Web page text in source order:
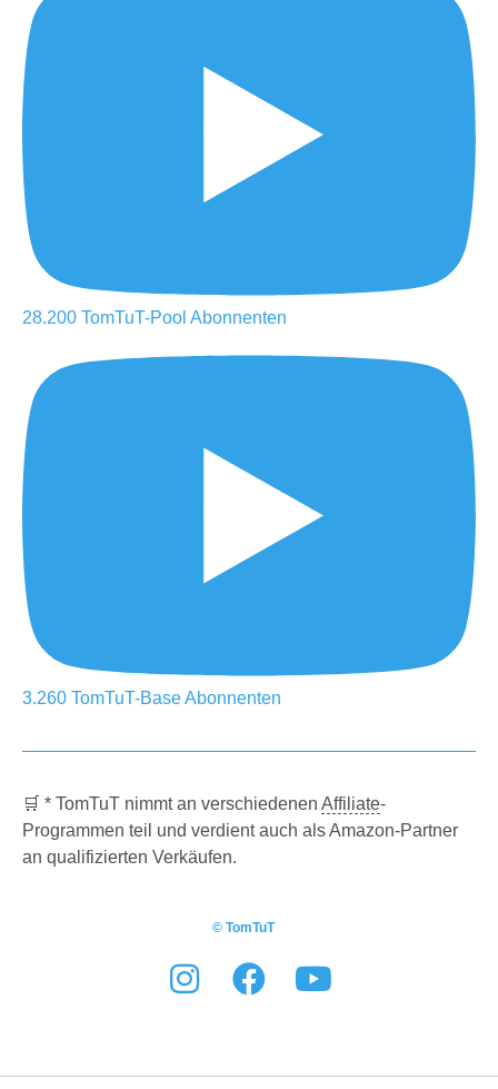
28.200 TomTuT-Pool Abonnenten
3.260 TomTuT-BaseAbonnenten
🛒 * TomTuT nimmt an verschiedenen Affiliate-
Programmen teil und verdient auch als Amazon-Partner
an qualifizierten Verkäufen.
© TomTuT